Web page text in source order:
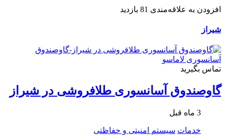
افزودن به علاقه‌مندی 81 بازدید
شیراز
تماس بگیرید
گاوصندوق آسانسوری طلافروشی در شیراز
3 ماه قبل
خدمات سیستم امنیتی و حفاظتی